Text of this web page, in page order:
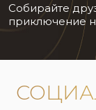
Собирайте
приключение